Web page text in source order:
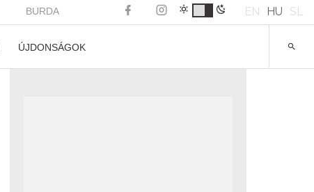
BURDA EN HU SL
ÚJDONSÁGOK